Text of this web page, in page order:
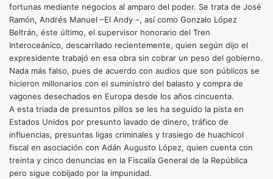
fortunas mediante negocios al amparo del poder. Se trata de José
Ramón, Andrés Manuel –El Andy –, así como Gonzalo López
Beltrán, éste último, el supervisor honorario del Tren
Interoceánico, descarrilado recientemente, quien según dijo el
expresidente trabajó en esa obra sin cobrar un peso del gobierno.
Nada más falso, pues de acuerdo con audios que son públicos se
hicieron millonarios con el suministro del balasto y compra de
vagones desechados en Europa desde los años cincuenta.
A esta triada de presuntos pillos se les ha seguido la pista en
Estados Unidos por presunto lavado de dinero, tráfico de
influencias, presuntas ligas criminales y trasiego de huachicol
fiscal en asociación con Adán Augusto López, quien cuenta con
treinta y cinco denuncias en la Fiscalía General de la República
pero sigue cobijado por la impunidad.